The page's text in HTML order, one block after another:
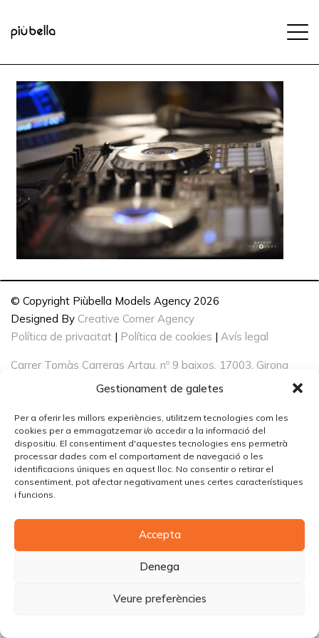
Gestionament de galetes
Per a oferir les millors experiències, utilitzem tecnologies com les
cookies per a emmagatzemar i/o accedir a la informació del
dispositiu. El consentiment d'aquestes tecnologies ens permetrà
processar dades com el comportament de navegació o les
identificacions úniques en aquest lloc. No consentir o retirar el
consentiment, pot afectar negativament unes certes característiques
i funcions.
Accepta
Denega
Veure preferències
© Copyright Piùbella Models Agency 2026
Designed By Creative Corner Agency
Política de privacitat | Política de cookies | Avís legal
Carrer Tomàs Carreras Artau, nº 9 baixos, 17003, Girona